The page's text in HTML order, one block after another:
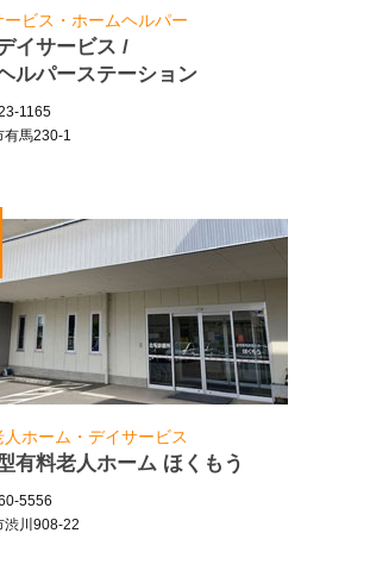
ービス・ホームヘルパー
イサービス /
ルパーステーション
1165
有馬230-1
人ホーム・デイサービス
有料老人ホーム ほくもう
5556
渋川908-22